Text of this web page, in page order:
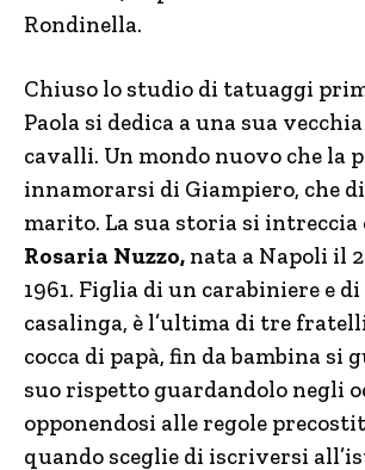
Rondinella.
Chiuso lo studio di tatuaggi
Paola si dedica a una sua
cavalli. Un mondo nuovo che la
innamorarsi di Giampiero, che
marito. La sua storia si intreccia
Rosaria Nuzzo, nata a Napoli il
1961. Figlia di un carabiniere e
casalinga, è l’ultima di tre
cocca di papà, fin da bambina si
suo rispetto guardandolo negli
opponendosi alle regole
quando sceglie di iscriversi